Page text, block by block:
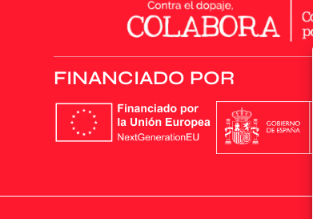
FINANCIADO POR